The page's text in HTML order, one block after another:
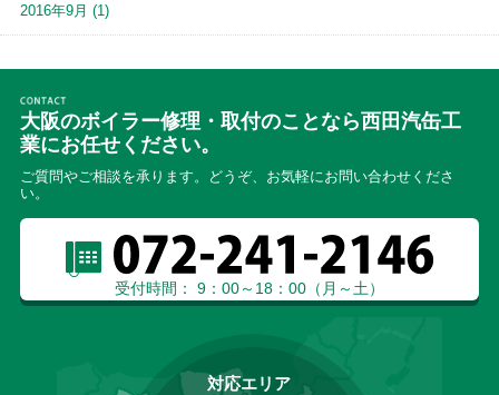
2016年9月 (1)
大阪のボイラー修理・取付のことなら西田汽缶工
業にお任せください。
ご質問やご相談を承ります。どうぞ、お気軽にお問い合わせくださ
い。
受付時間： 9：00～18：00（月～土）
対応エリア